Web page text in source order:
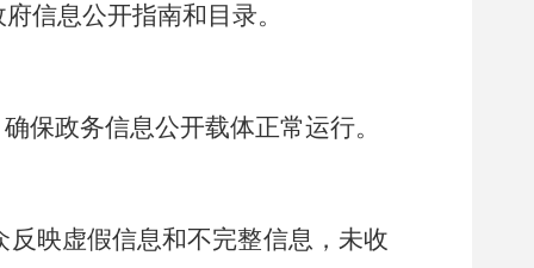
信息公开指南和目录。
保政务信息公开载体正常运行。
映虚假信息和不完整信息，未收